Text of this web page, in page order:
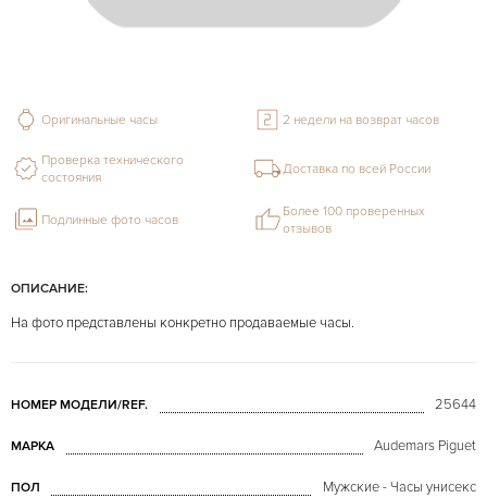
ОПИСАНИЕ:
На фото представлены конкретно продаваемые часы.
НОМЕР МОДЕЛИ/REF. 25644
МАРКА Audemars Piguet
ПОЛ Мужские - Часы унисекс
Оригинальные часы 2 недели на возврат часов
Проверка технического
состояния
Доставка по всей России
Подлинные фото часов
Более 100 проверенных
отзывов